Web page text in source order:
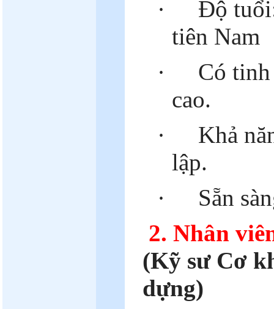
·
Độ
tiên Nam
·
Có
cao.
·
Khả
lập.
·
Sẵn
2. Nhân
(Kỹ sư Cơ
dựng)